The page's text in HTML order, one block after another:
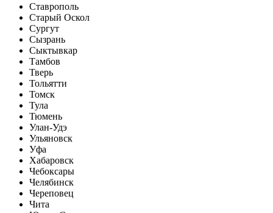
Ставрополь
Старый Оскол
Сургут
Сызрань
Сыктывкар
Тамбов
Тверь
Тольятти
Томск
Тула
Тюмень
Улан-Удэ
Ульяновск
Уфа
Хабаровск
Чебоксары
Челябинск
Череповец
Чита